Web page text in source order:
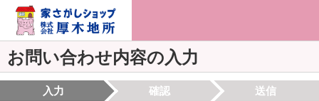
お問い合わせ内容の入力
入力 確認 送信